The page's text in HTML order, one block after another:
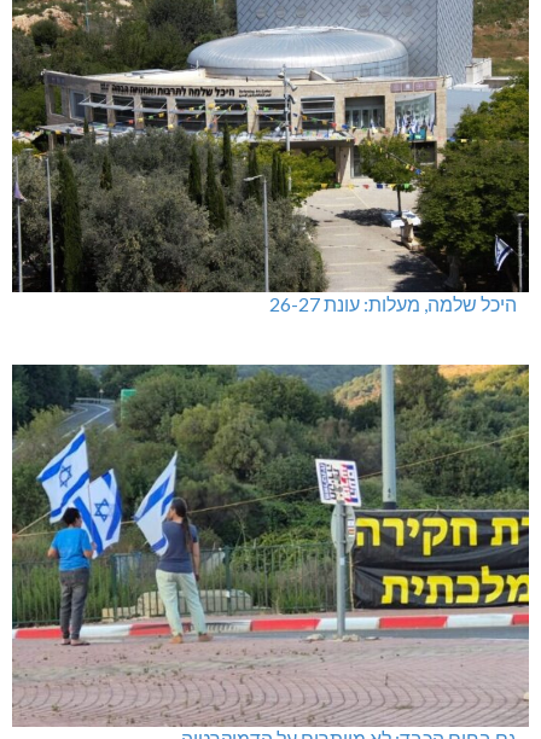
היכל שלמה, מעלות: עונת 26-27